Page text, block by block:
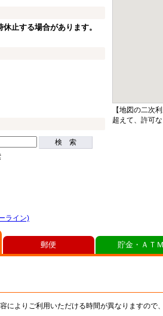
止する場合があります。
検 索
ライン)
【地図の二次
超えて、許可
によりご利用いただける時間が異なりますので
郵便 貯金・ＡＴ